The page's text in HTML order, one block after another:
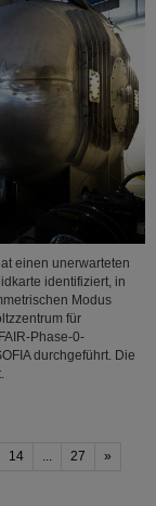
einen unerwarteten
identifiziert, in
Modus
für
Phase-0-
durchgeführt. Die
14 ... 27 »